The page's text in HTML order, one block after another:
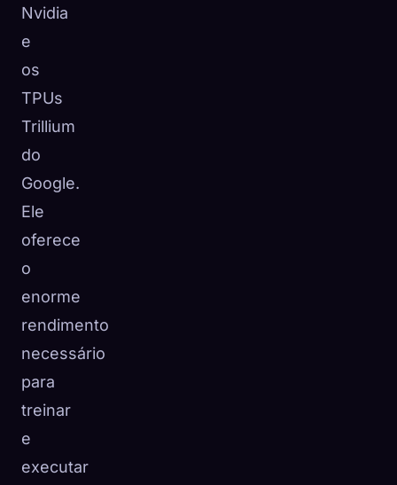
Nvidia
e
os
TPUs
Trillium
do
Google.
Ele
oferece
o
enorme
rendimento
necessário
para
treinar
e
executar